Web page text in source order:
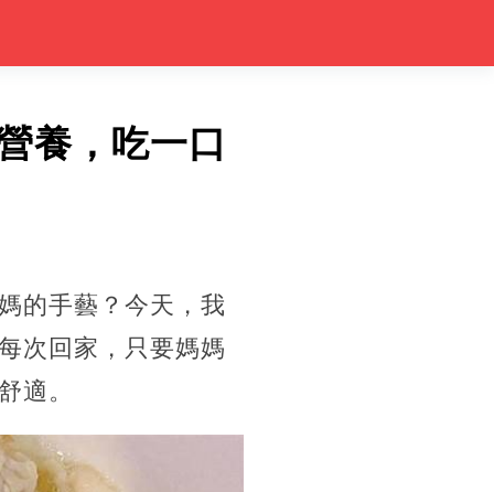
養，吃一口
的手藝？今天，我
次回家，只要媽媽
適。